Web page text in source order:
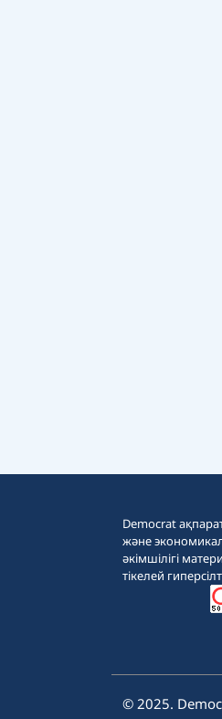
Democrat
және
әкімшілігі
тікелей
© 2025.